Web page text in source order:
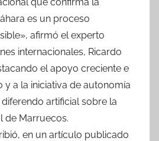
es un proceso
afirmó el experto
internacionales, Ricardo
el apoyo creciente e
y a la iniciativa de autonomía
artificial sobre la
de Marruecos.
en un artículo publicado